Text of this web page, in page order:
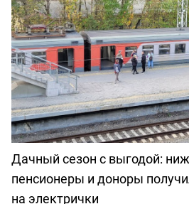
Дачный сезон с выгодой:
пенсионеры и доноры
на электрички